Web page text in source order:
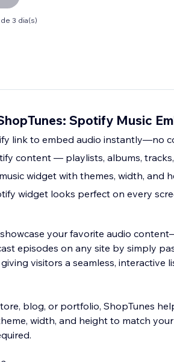
3 dia(s)
Spotify Music
link to embed audio instantly—no
content — playlists, albums,
widget with themes, width, and
widget looks perfect on every
your favorite audio
episodes on any site by simply
visitors a seamless, interactive
blog, or portfolio, ShopTunes
width, and height to match